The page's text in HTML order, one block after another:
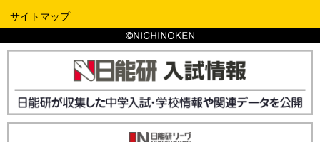
サイトマップ